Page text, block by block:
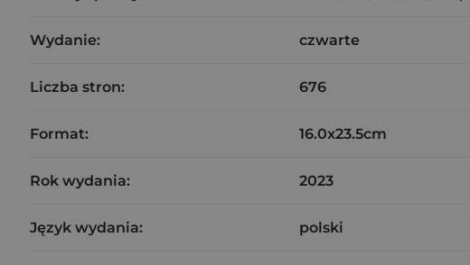
Wydanie: czwarte
Liczba stron: 676
Format: 16.0x23.5cm
Rok wydania: 2023
Język wydania: polski